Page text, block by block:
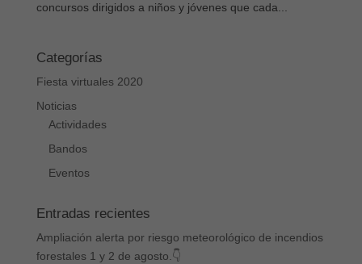
concursos dirigidos a niños y jóvenes que cada...
Categorías
Fiesta virtuales 2020
Noticias
Actividades
Bandos
Eventos
Entradas recientes
Ampliación alerta por riesgo meteorológico de incendios
forestales 1 y 2 de agosto.👇